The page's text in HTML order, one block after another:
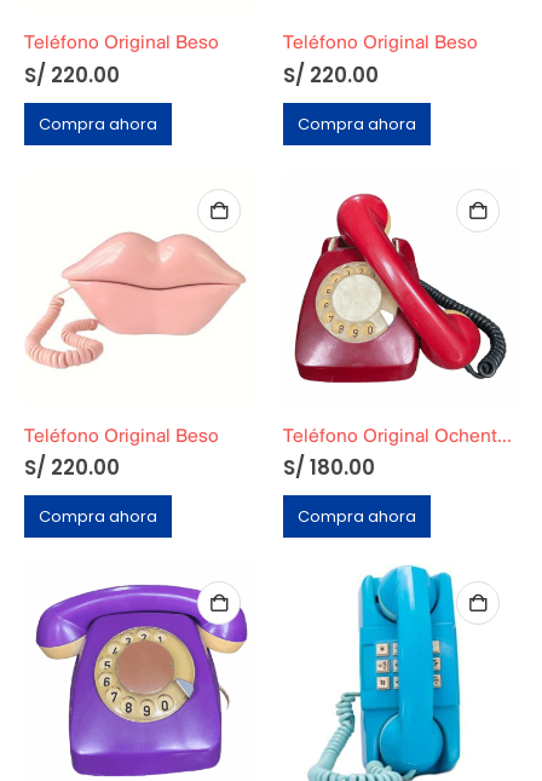
Teléfono Original Beso
S/ 220.00
Compra ahora
Teléfono Original Beso
S/ 220.00
Compra ahora
Teléfono Original Beso
S/ 220.00
Compra ahora
Teléfono Original Ochentero Guinda
S/ 180.00
Compra ahora